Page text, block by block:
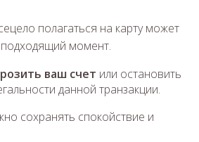
полагаться на карту может
момент.
ваш счет или остановить
данной транзакции.
сохранять спокойствие и